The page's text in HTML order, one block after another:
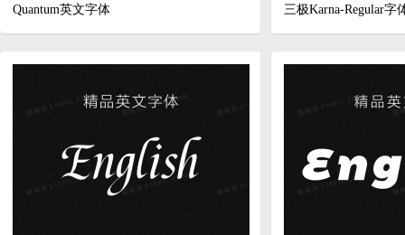
Quantum英文字体 三极Karna-Regular字